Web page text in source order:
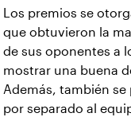
Los premios se
que obtuvieron la
de sus oponentes a
mostrar una buena
Además, también
por separado al